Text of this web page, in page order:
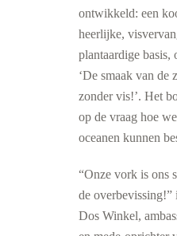
ontwikkeld: een
heerlijke,
plantaardige basis,
‘De smaak van de
zonder vis!’. Het
op de vraag hoe
oceanen kunnen
“Onze vork is ons
de overbevissing!”
Dos Winkel,